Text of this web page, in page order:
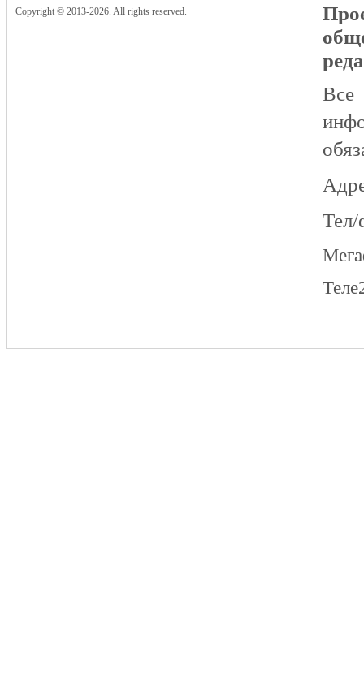
Copyright © 2013-2026. All rights reserved.